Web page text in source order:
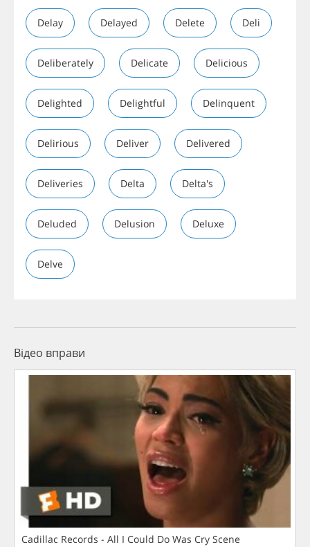
Delay Delayed Delete Deli
Deliberately Delicate Delicious
Delighted Delightful Delinquent
Delirious Deliver Delivered
Deliveries Delta Delta's
Deluded Delusion Deluxe
Delve
Відео вправи
Cadillac Records - All I Could Do Was Cry Scene